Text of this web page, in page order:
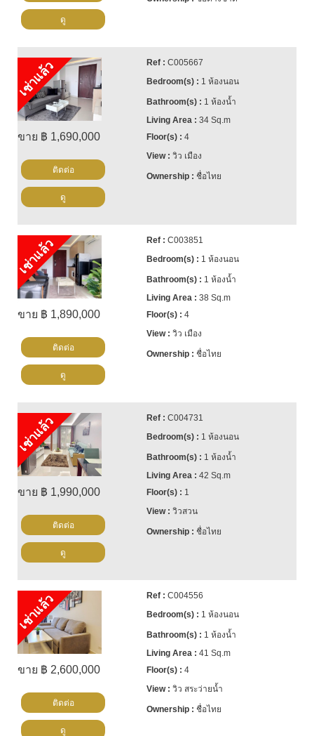
ดู
เช่าแล้ว
ขาย ฿ 1,690,000
C005667
1 ห้องนอน
1 ห้องน้ำ
34 Sq.m
4
วิว เมือง
ชื่อไทย
ติดต่อ
ดู
เช่าแล้ว
ขาย ฿ 1,890,000
C003851
1 ห้องนอน
1 ห้องน้ำ
38 Sq.m
4
วิว เมือง
ชื่อไทย
ติดต่อ
ดู
เช่าแล้ว
ขาย ฿ 1,990,000
C004731
1 ห้องนอน
1 ห้องน้ำ
42 Sq.m
1
วิวสวน
ชื่อไทย
ติดต่อ
ดู
เช่าแล้ว
ขาย ฿ 2,600,000
C004556
1 ห้องนอน
1 ห้องน้ำ
41 Sq.m
4
วิว สระว่ายน้ำ
ชื่อไทย
ติดต่อ
ดู